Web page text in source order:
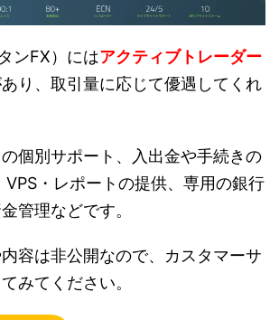
ンFX）にはアクティブトレーダー
り、取引量に応じて優遇してくれ
個別サポート、入出金や手続きの
・レポートの提供、専用の銀行
管理などです。
容は非公開なので、カスタマーサ
みてください。